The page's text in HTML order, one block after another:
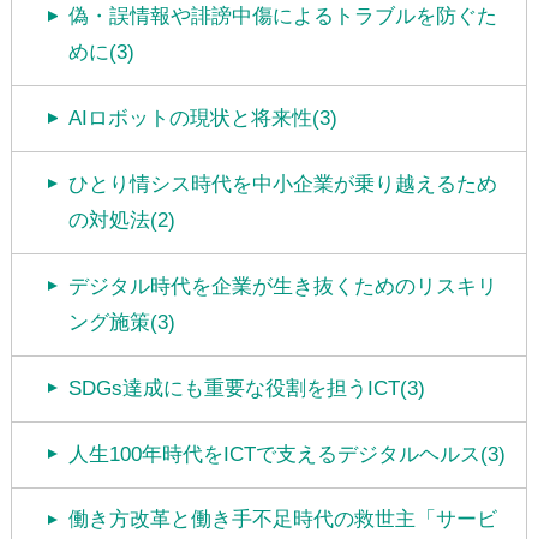
偽・誤情報や誹謗中傷によるトラブルを防ぐた
めに(3)
AIロボットの現状と将来性(3)
ひとり情シス時代を中小企業が乗り越えるため
の対処法(2)
デジタル時代を企業が生き抜くためのリスキリ
ング施策(3)
SDGs達成にも重要な役割を担うICT(3)
人生100年時代をICTで支えるデジタルヘルス(3)
働き方改革と働き手不足時代の救世主「サービ